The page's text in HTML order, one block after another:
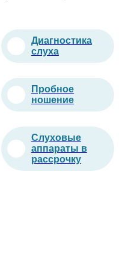
Диагностика
слуха
Пробное
ношение
Слуховые
аппараты в
рассрочку